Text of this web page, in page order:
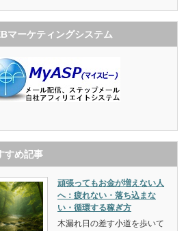
マーケティングシステム
すめ記事
頑張ってもお金が増えない人
へ：疲れない・落ち込まな
い・循環する稼ぎ方
木漏れ日の差す小道を歩いて